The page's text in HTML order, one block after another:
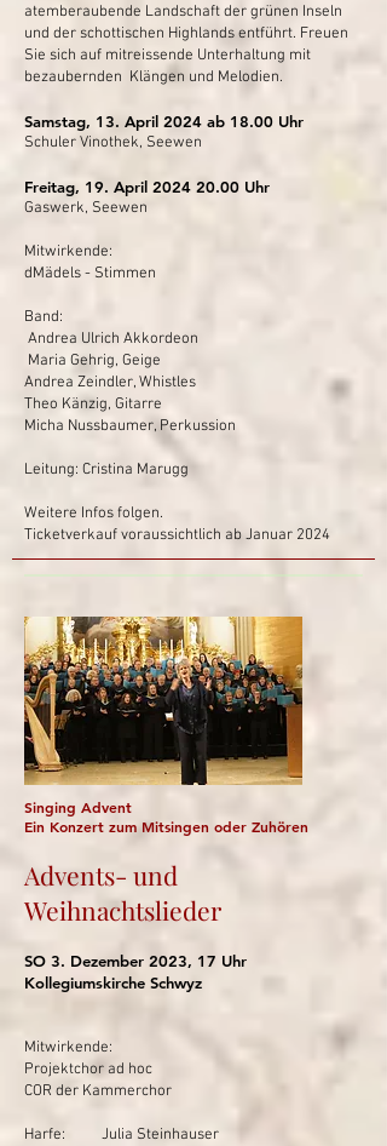
atemberaubende Landschaft der grünen Inseln
und der schottischen Highlands entführt. Freuen
Sie sich auf mitreissende Unterhaltung mit
bezaubernden Klängen und Melodien.
Samstag, 13. April 2024 ab 18.00 Uhr
Schuler Vinothek, Seewen
Freitag, 19. April 2024 20.00 Uhr
Gaswerk, Seewen
Mitwirkende:
dMädels - Stimmen
Band:
Andrea Ulrich Akkordeon
Maria Gehrig, Geige
Andrea Zeindler, Whistles
Theo Känzig, Gitarre
Micha Nussbaumer, Perkussion
Leitung: Cristina Marugg
Weitere Infos folgen.
Ticketverkauf voraussichtlich ab Januar 2024
Singing Advent
Ein Konzert zum Mitsingen oder Zuhören
Advents- und
Weihnachtslieder
SO 3. Dezember 2023, 17 Uhr
Kollegiumskirche Schwyz​
Mitwirkende:
Projektchor ad hoc
COR der Kammerchor
Harfe: Julia Steinhauser